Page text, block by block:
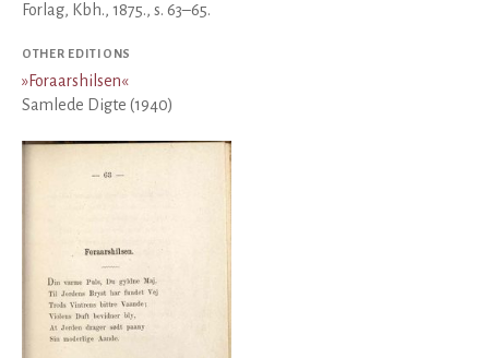
Forlag, Kbh., 1875., s. 63–65.
OTHER EDITIONS
»Foraarshilsen«
Samlede Digte (1940)